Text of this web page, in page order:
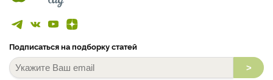
Подписаться на подборку статей
>